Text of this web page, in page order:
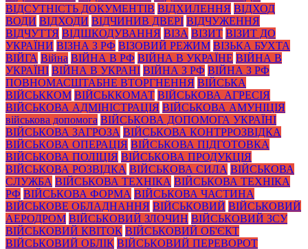
ВІДСУТНІСТЬ ДОКУМЕНТІВ ВІДХИЛЕННЯ ВІДХОД
ВОДИ ВІДХОДИ ВІДЧИНИВ ДВЕРІ ВІДЧУЖЕННЯ
ВІДЧУТТЯ ВІДШКОДУВАННЯ ВІЗА ВІЗИТ ВІЗИТ ДО
УКРАЇНИ ВІЗНА З РФ ВІЗОВИЙ РЕЖИМ ВІЗЬКА БУХТА
ВІЙГА Війна ВІЙНА В РФ ВІЙНА В УКРАЇНЕ ВІЙНА В
УКРАЇНІ ВІЙНА В УКРАНІ ВІЙНА З РФ ВІЙНА З РФ
ПОВНОМАСШТАБНЕ ВТОРГНЕННЯ ВІЙСЬКА
ВІЙСЬККОМ ВІЙСЬККОМАТ ВІЙСЬКОВА АГРЕСІЯ
ВІЙСЬКОВА АДМІНІСТРАЦІЯ ВІЙСЬКОВА АМУНІЦІЯ
військова допомога ВІЙСЬКОВА ДОПОМОГА УКРАЇНІ
ВІЙСЬКОВА ЗАГРОЗА ВІЙСЬКОВА КОНТРРОЗВІДКА
ВІЙСЬКОВА ОПЕРАЦІЯ ВІЙСЬКОВА ПІДГОТОВКА
ВІЙСЬКОВА ПОЛІЦІЯ ВІЙСЬКОВА ПРОДУКЦІЯ
ВІЙСЬКОВА РОЗВІДКА ВІЙСЬКОВА СИЛА ВІЙСЬКОВА
СЛУЖБА ВІЙСЬКОВА ТЕХНІКА ВІЙСЬКОВА ТЕХНІКА
РФ ВІЙСЬКОВА ФОРМА ВІЙСЬКОВА ЧАСТИНА
ВІЙСЬКОВЕ ОБЛАДНАННЯ ВІЙСЬКОВИЙ ВІЙСЬКОВИЙ
АЕРОДРОМ ВІЙСЬКОВИЙ ЗЛОЧИН ВІЙСЬКОВИЙ ЗСУ
ВІЙСЬКОВИЙ КВІТОК ВІЙСЬКОВИЙ ОБ'ЄКТ
ВІЙСЬКОВИЙ ОБЛІК ВІЙСЬКОВИЙ ПЕРЕВОРОТ